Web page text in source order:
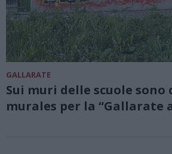
GALLARATE
Sui muri delle scuole
murales per la “Gallarate